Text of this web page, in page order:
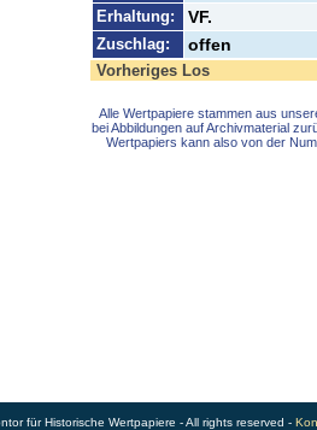
Erhaltung: VF.
Zuschlag: offen
Vorheriges Los
Alle Wertpapiere stammen aus
bei Abbildungen auf Archivmaterial
Wertpapiers kann also von der
für Historische Wertpapiere - All rights reserved -